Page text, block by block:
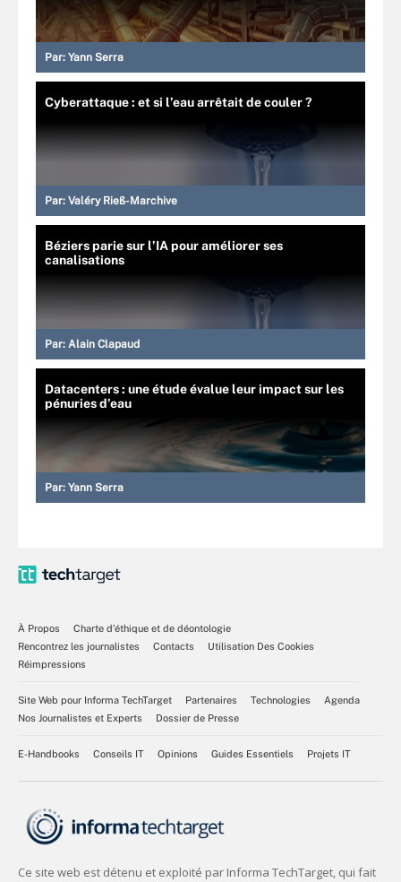
Par: Yann Serra
Cyberattaque : et si l’eau arrêtait de couler ?
Par: Valéry Rieß-Marchive
Béziers parie sur l’IA pour améliorer ses
canalisations
Par: Alain Clapaud
Datacenters : une étude évalue leur impact sur les
pénuries d’eau
Par: Yann Serra
À Propos
Charte d’éthique et de déontologie
Rencontrez les journalistes
Contacts
Utilisation Des Cookies
Réimpressions
Site Web pour Informa TechTarget Partenaires Technologies
Agenda
Nos Journalistes et Experts
Dossier de Presse
E-Handbooks Conseils IT Opinions Guides Essentiels Projets IT